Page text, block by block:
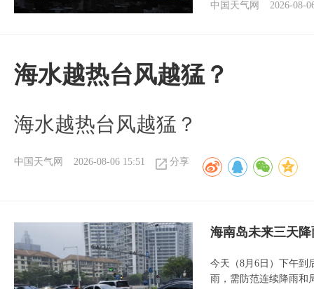
中国天气网
2026-08-
海水越热台风越猛？
海水越热台风越猛？
中国天气网 2026-08-06 15:51 分享
海南岛未来三天
今天（8月6日）下午到
雨，需防范连续降雨和